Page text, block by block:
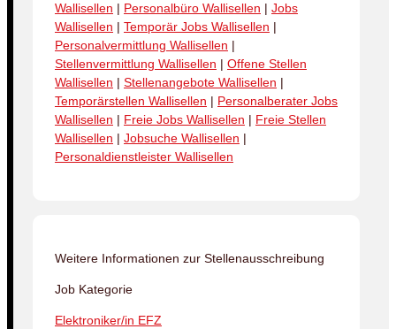
Wallisellen | Personalbüro Wallisellen | Jobs
Wallisellen | Temporär Jobs Wallisellen |
Personalvermittlung Wallisellen |
Stellenvermittlung Wallisellen | Offene Stellen
Wallisellen | Stellenangebote Wallisellen |
Temporärstellen Wallisellen | Personalberater Jobs
Wallisellen | Freie Jobs Wallisellen | Freie Stellen
Wallisellen | Jobsuche Wallisellen |
Personaldienstleister Wallisellen
Weitere Informationen zur Stellenausschreibung
Job Kategorie
Elektroniker/in EFZ